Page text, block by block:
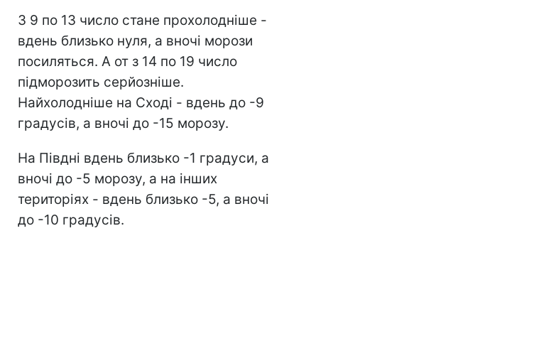
З 9 по 13 число стане прохолодніше -
вдень близько нуля, а вночі морози
посиляться. А от з 14 по 19 число
підморозить серйозніше.
Найхолодніше на Сході - вдень до -9
градусів, а вночі до -15 морозу.
На Півдні вдень близько -1 градуси, а
вночі до -5 морозу, а на інших
територіях - вдень близько -5, а вночі
до -10 градусів.